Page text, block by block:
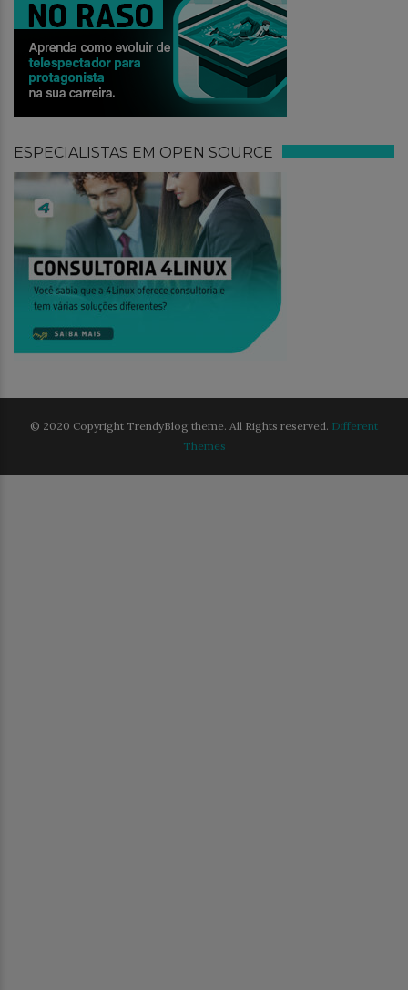
ESPECIALISTAS EM OPEN SOURCE
© 2020 Copyright TrendyBlog theme. All Rights reserved. Different
Themes